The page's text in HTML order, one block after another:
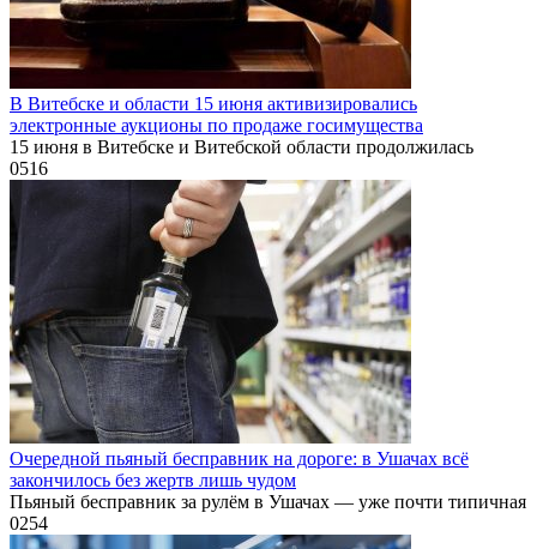
В Витебске и области 15 июня активизировались
электронные аукционы по продаже госимущества
15 июня в Витебске и Витебской области продолжилась
0516
Очередной пьяный бесправник на дороге: в Ушачах всё
закончилось без жертв лишь чудом
Пьяный бесправник за рулём в Ушачах — уже почти типичная
0254